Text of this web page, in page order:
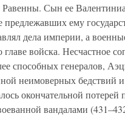
Сын ее
предлежавших ему
дела империи, а
главе войска. Несчастное
способных генералов,
неимоверных бедствий и
окончательной потерей
вандалами